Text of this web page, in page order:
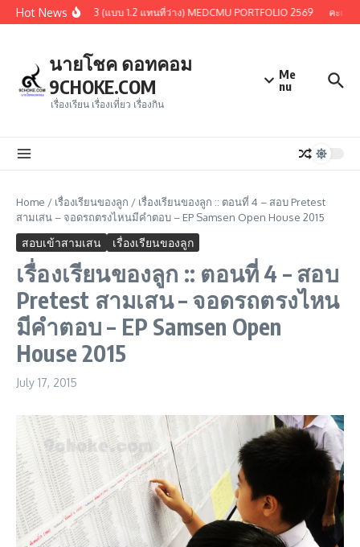
Skip to content
Hot News
การเรียกครั้งที่ 3 (แบบ 1.2 แทนที่ว่าง) MEDCMU PORTFOLIO 2569 คะแนนสอบเ
นายโชค ดอทคอม
9CHOKE.COM
เรื่องเรียน เรื่องเที่ยว เรื่องกิน
Me
nu
Home / เรื่องเรียนของลูก / เรื่องเรียนของลูก :: ตอนที่ 4 – สอบ Pretest
สามเสน – จอดรถตรงไหนมีคำตอบ – EP Samsen Open House 2015
สอบเข้าสามเสน เรื่องเรียนของลูก
เรื่องเรียนของลูก :: ตอนที่ 4 – สอบ
Pretest สามเสน – จอดรถตรงไหน
มีคำตอบ – EP Samsen Open
House 2015
July 17, 2015